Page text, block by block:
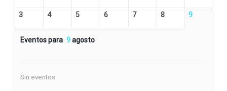
3 4 5 6 7 8 9
Eventos para 9agosto
Sin eventos